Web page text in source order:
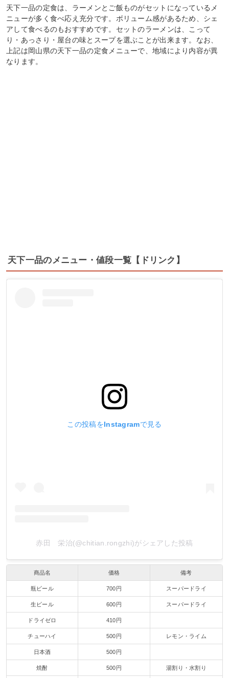
天下一品の定食は、ラーメンとご飯ものがセットになっているメ
ニューが多く食べ応え充分です。ボリューム感があるため、シェ
アして食べるのもおすすめです。セットのラーメンは、こって
り・あっさり・屋台の味とスープを選ぶことが出来ます。なお、
上記は岡山県の天下一品の定食メニューで、地域により内容が異
なります。
天下一品のメニュー・値段一覧【ドリンク】
この投稿をInstagramで見る
赤田 栄治(@chitian.rongzhi)がシェアした投稿
商品名 価格 備考
瓶ビール 700円 スーパードライ
生ビール 600円 スーパードライ
ドライゼロ 410円
チューハイ 500円 レモン・ライム
日本酒 500円
焼酎 500円 湯割り・水割り